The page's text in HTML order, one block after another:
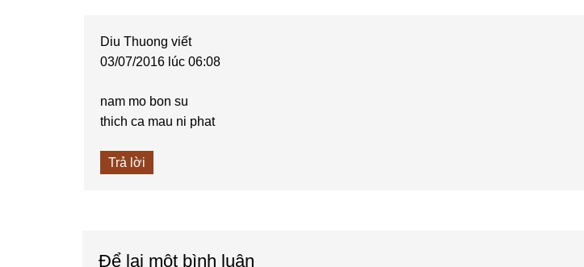
Diu Thuong viết
03/07/2016 lúc 06:08
nam mo bon su
thich ca mau ni phat
Trả lời
Để lại một bình luận